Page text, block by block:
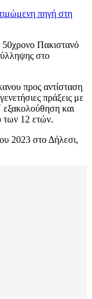
πηγή στη
50χρονο Πακιστανό
στο
προς αντίσταση
πράξεις με
και
των 12 ετών.
2023 στο Δήλεσι,